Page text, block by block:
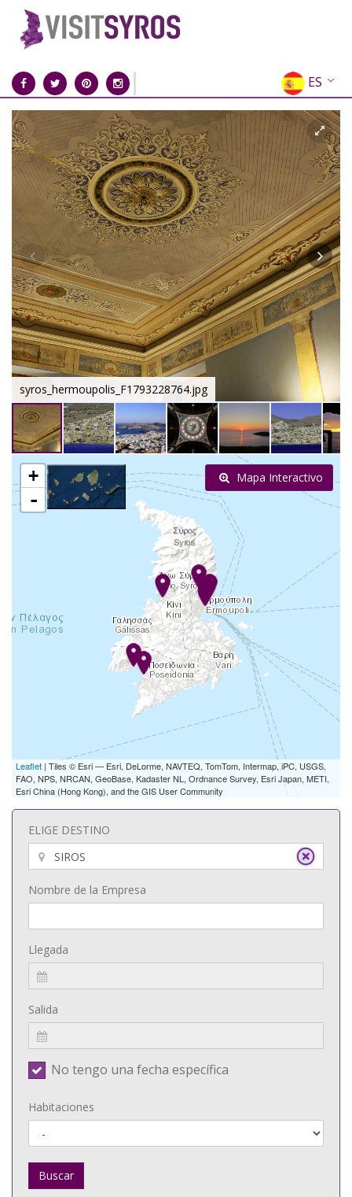
ES
EN
EL
FR
DE
IT
RU
CN
syros_hermoupolis_F1793228764.jpg
+
-
Leaflet | Tiles © Esri — Esri, DeLorme, NAVTEQ, TomTom, Intermap, iPC, USGS,
FAO, NPS, NRCAN, GeoBase, Kadaster NL, Ordnance Survey, Esri Japan, METI,
Esri China (Hong Kong), and the GIS User Community
Mapa Interactivo
ELIGE DESTINO
Nombre de la Empresa
Llegada
Salida
No tengo una fecha específica
Habitaciones
Buscar